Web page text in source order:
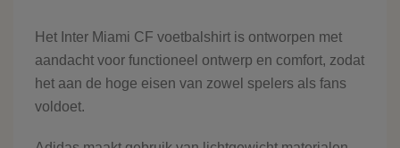
Het Inter Miami CF voetbalshirt is ontworpen met
aandacht voor functioneel ontwerp en comfort, zodat
het aan de hoge eisen van zowel spelers als fans
voldoet.